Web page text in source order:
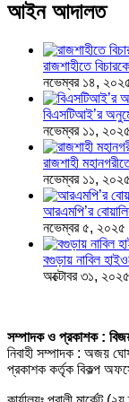
আইন আদালত
রাজশাহীতে
নভেম্বর ১৪,
বিএসটিআই’র
নভেম্বর ১১, ২০২৫
রাজশাহী
নভেম্বর ১১, ২০২৫
আরএমপি’র
নভেম্বর ৫, ২০২৫
বগুড়ায় নাবিল
অক্টোবর ৩১, ২০২৫
সম্পাদক ও প্রকাশক :
নিবাহী সম্পাদক : অজয়
প্রকাশক কর্তৃক বিকল্প